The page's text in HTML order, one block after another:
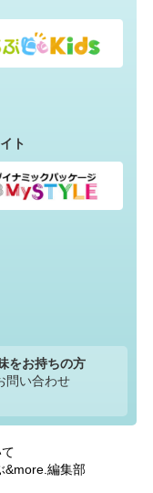
ト
をお持ちの方
問い合わせ
&more.編集部